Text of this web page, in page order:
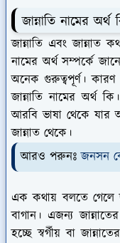
জান্নাতি নামের অর্থ
জান্নাতি এবং জান্নাত
নামের অর্থ সম্পর্কে
অনেক গুরুত্বপূর্ণ।
জান্নাতি নামের অর্থ
আরবি ভাষা থেকে যার
জান্নাত থেকে।
আরও পরুনঃজনসন
এক কথায় বলতে গেলে
বাগান। এজন্য
হচ্ছে স্বর্গীয় বা